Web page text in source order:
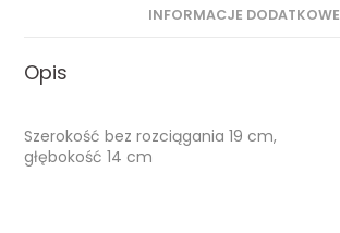
INFORMACJE DODATKOWE
Opis
Szerokość bez rozciągania 19 cm,
głębokość 14 cm